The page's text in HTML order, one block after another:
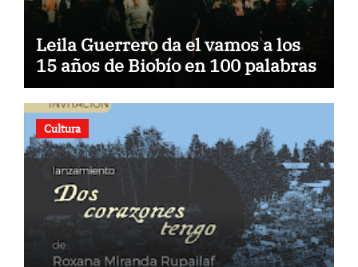
Leila Guerrero da el vamos a los
15 años de Biobío en 100 palabras
Cultura